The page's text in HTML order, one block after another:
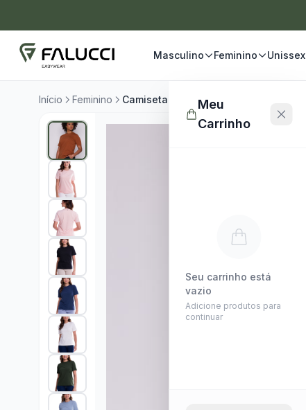
Masculino Feminino Unissex
Meu
Carrinho
Seu carrinho está
vazio
Adicione produtos para
continuar
Início Feminino